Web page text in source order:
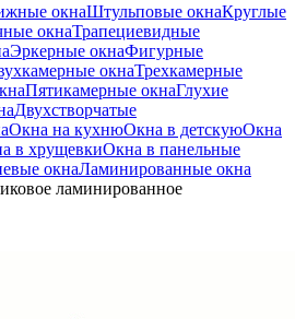
окнаШтульповые окнаКруглые
окнаТрапециевидные
Эркерные окнаФигурные
окнаТрехкамерные
Пятикамерные окнаГлухие
Двухстворчатые
Окна на кухнюОкна в детскуюОкна
в хрущевкиОкна в панельные
окнаЛаминированные окна
ламинированное